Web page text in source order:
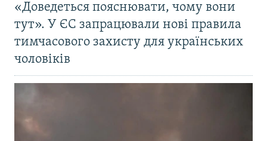
«Доведеться пояснювати, чому вони
тут». У ЄС запрацювали нові правила
тимчасового захисту для українських
чоловіків